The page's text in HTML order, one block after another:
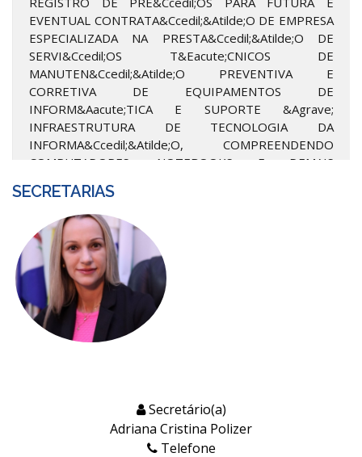
EVENTUAL CONTRATA&Ccedil;&Atilde;O DE EMPRESA
ESPECIALIZADA NA PRESTA&Ccedil;&Atilde;O DE
SERVI&Ccedil;OS T&Eacute;CNICOS DE
MANUTEN&Ccedil;&Atilde;O PREVENTIVA E
CORRETIVA DE EQUIPAMENTOS DE
INFORM&Aacute;TICA E SUPORTE &Agrave;
INFRAESTRUTURA DE TECNOLOGIA DA
INFORMA&Ccedil;&Atilde;O, COMPREENDENDO
COMPUTADORES, NOTEBOOKS E DEMAIS
IMPRESSORAS, PARA ATENDER &Agrave;S
DEMANDAS DAS SECRETARIAS E DEMAIS
&Oacute;RG&Atilde;OS DA ADMINISTRA&Ccedil;&At...
SECRETARIAS
Secretário(a)
Adriana Cristina Polizer
Telefone